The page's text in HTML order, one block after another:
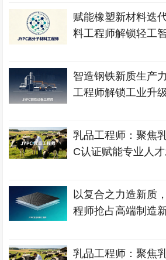
赋能橡塑新材料迭
料工程师解锁轻工
智造钢铁新质生产
工程师解锁工业升
乳品工程师：聚焦
C认证赋能专业人
以复合之力造新质
程师抢占高端制造
乳品工程师：聚焦